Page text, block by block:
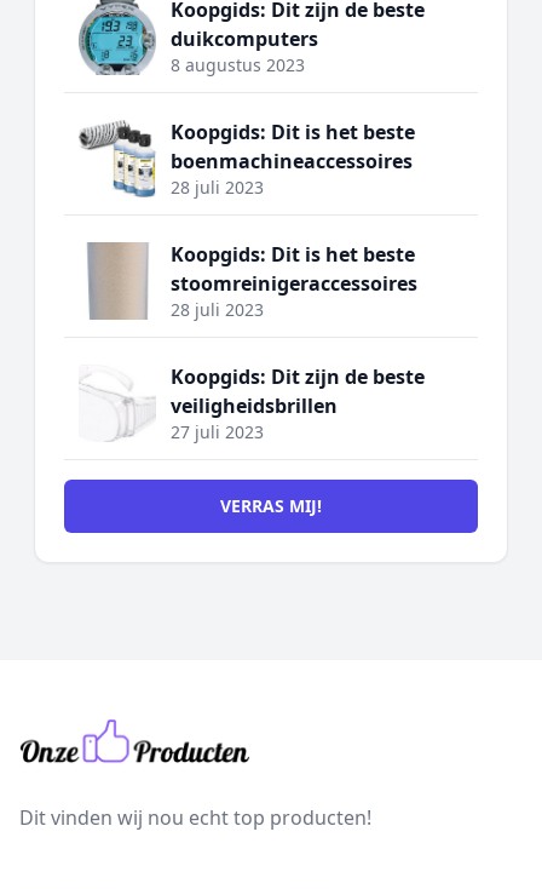
Koopgids: Dit zijn de beste
duikcomputers
8 augustus 2023
Koopgids: Dit is het beste
boenmachineaccessoires
28 juli 2023
Koopgids: Dit is het beste
stoomreinigeraccessoires
28 juli 2023
Koopgids: Dit zijn de beste
veiligheidsbrillen
27 juli 2023
VERRAS MIJ!
Dit vinden wij nou echt top producten!